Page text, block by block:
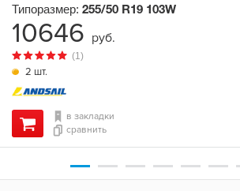
2 шт.
(1)
Типоразмер: 255/50 R19 103W
в закладки
сравнить
10646 руб.